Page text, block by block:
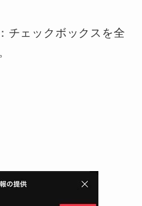
チェックボックスを全